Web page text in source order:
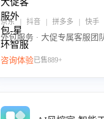
外包服务 · 大促专属客服团
咨询体验已售889+